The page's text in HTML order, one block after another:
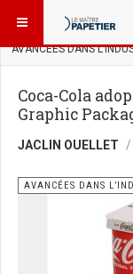
VOUS ÊTES ICI :
AVANCÉES DANS
Coca-Cola
Graphic
JACLIN OUELLET
AVANCÉES DANS